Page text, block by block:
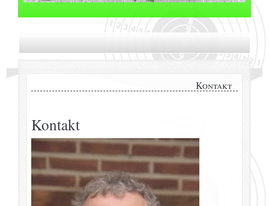
Kontakt
Kontakt